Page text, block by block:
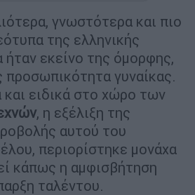
γνωστότερα και πιο
της ελληνικής
ήταν εκείνο της όμορφης,
γυναίκας.
ειδικά στο χώρο των
, η εξέλιξη της
αυτού του
περιορίστηκε μονάχα
κάπως η αμφισβήτηση
ταλέντου.